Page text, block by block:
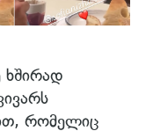
რომელიც